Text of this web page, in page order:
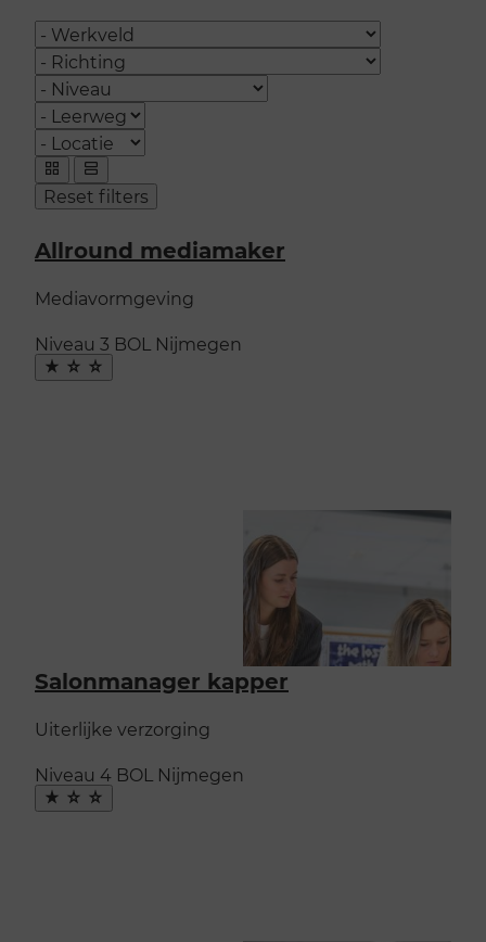
Categories
Richting
Niveau
Leerweg
Plaats
Opleidingen
weergeven
als:
Toon
als
Toon
als
Reset filters
Allround mediamaker
Mediavormgeving
Niveau 3 BOL Nijmegen
Maak
favoriet
Salonmanager kapper
Uiterlijke verzorging
Niveau 4 BOL Nijmegen
Maak
favoriet